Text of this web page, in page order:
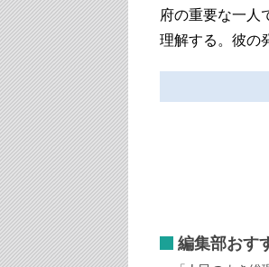
府の重要な一人
理解する。彼の
編集部おす